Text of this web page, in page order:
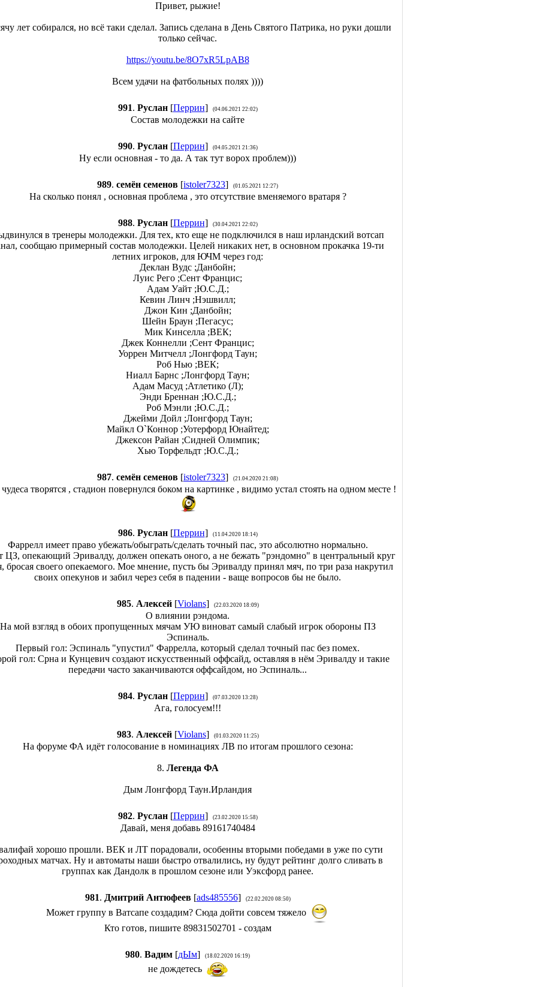
Привет, рыжие!
лет собирался, но всё таки сделал. Запись сделана в День Святого Патрика, но руки дошли
только сейчас.
https://youtu.be/8O7xR5LpAB8
Всем удачи на фатбольных полях ))))
991. Руслан [Перрин] (04.06.2021 22:02)
Состав молодежки на сайте
990. Руслан [Перрин] (04.05.2021 21:36)
Ну если основная - то да. А так тут ворох проблем)))
989. семён семенов [istoler7323] (01.05.2021 12:27)
На сколько понял , основная проблема , это отсутствие вменяемого вратаря ?
988. Руслан [Перрин] (30.04.2021 22:02)
в тренеры молодежки. Для тех, кто еще не подключился в наш ирландский вотсап
сообщаю примерный состав молодежки. Целей никаких нет, в основном прокачка 19-ти
летних игроков, для ЮЧМ через год:
Деклан Вудс ;Данбойн;
Луис Рего ;Сент Францис;
Адам Уайт ;Ю.С.Д.;
Кевин Линч ;Нэшвилл;
Джон Кин ;Данбойн;
Шейн Браун ;Пегасус;
Мик Кинселла ;ВЕК;
Джек Коннелли ;Сент Францис;
Уоррен Митчелл ;Лонгфорд Таун;
Роб Нью ;ВЕК;
Ниалл Барнс ;Лонгфорд Таун;
Адам Масуд ;Атлетико (Л);
Энди Бреннан ;Ю.С.Д.;
Роб Мэнли ;Ю.С.Д.;
Джейми Дойл ;Лонгфорд Таун;
Майкл О`Коннор ;Уотерфорд Юнайтед;
Джексон Райан ;Сидней Олимпик;
Хью Торфельдт ;Ю.С.Д.;
987. семён семенов [istoler7323] (21.04.2020 21:08)
творятся , стадион повернулся боком на картинке , видимо устал стоять на одном месте !
986. Руслан [Перрин] (11.04.2020 18:14)
Фаррелл имеет право убежать/обыграть/сделать точный пас, это абсолютно нормально.
ЦЗ, опекающий Эривалду, должен опекать оного, а не бежать "рэндомно" в центральный круг
бросая своего опекаемого. Мое мнение, пусть бы Эривалду принял мяч, по три раза накрутил
своих опекунов и забил через себя в падении - ваще вопросов бы не было.
985. Алексей [Violans] (22.03.2020 18:09)
О влиянии рэндома.
На мой взгляд в обоих пропущенных мячам УЮ виноват самый слабый игрок обороны ПЗ
Эспиналь.
Первый гол: Эспиналь "упустил" Фаррелла, который сделал точный пас без помех.
гол: Срна и Кунцевич создают искусственный оффсайд, оставляя в нём Эривалду и такие
передачи часто заканчиваются оффсайдом, но Эспиналь...
984. Руслан [Перрин] (07.03.2020 13:28)
Ага, голосуем!!!
983. Алексей [Violans] (01.03.2020 11:25)
На форуме ФА идёт голосование в номинациях ЛВ по итогам прошлого сезона:
8. Легенда ФА
Дым Лонгфорд Таун.Ирландия
982. Руслан [Перрин] (23.02.2020 15:58)
Давай, меня добавь 89161740484
хорошо прошли. ВЕК и ЛТ порадовали, особенны вторыми победами в уже по сути
матчах. Ну и автоматы наши быстро отвалились, ну будут рейтинг долго сливать в
группах как Дандолк в прошлом сезоне или Уэксфорд ранее.
981. Дмитрий Антюфеев [ads485556] (22.02.2020 08:50)
Может группу в Ватсапе создадим? Сюда дойти совсем тяжело
Кто готов, пишите 89831502701 - создам
980. Вадим [дЫм] (18.02.2020 16:19)
не дождетесь